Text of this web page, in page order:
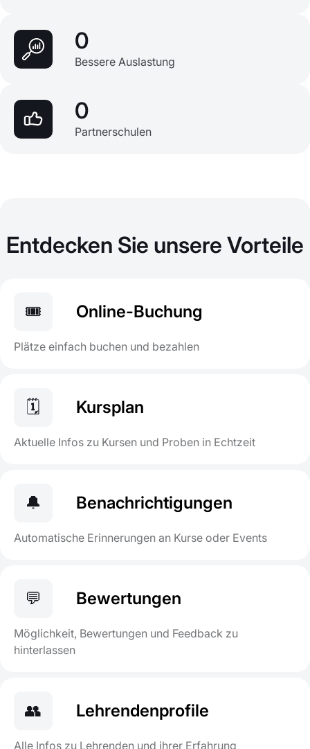
0
Bessere Auslastung
0
Partnerschulen
Entdecken Sie unsere Vorteile
🎟️ Online-Buchung
Plätze einfach buchen und bezahlen
🗓️ Kursplan
Aktuelle Infos zu Kursen und Proben in Echtzeit
🔔 Benachrichtigungen
Automatische Erinnerungen an Kurse oder Events
💬 Bewertungen
Möglichkeit, Bewertungen und Feedback zu
hinterlassen
👥 Lehrendenprofile
Alle Infos zu Lehrenden und ihrer Erfahrung